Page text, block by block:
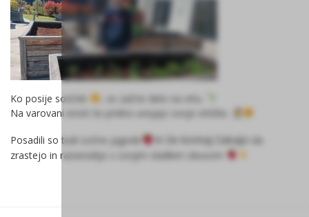
Ko posije sonček
, se začne delo na vrtu.
Na varovani enoti že pridno urejajo svoje vrtičke.
Posadili so tudi sočne jagode in že komaj čakajo
da
zrastejo in razveselijo s svojim sladkim okusom